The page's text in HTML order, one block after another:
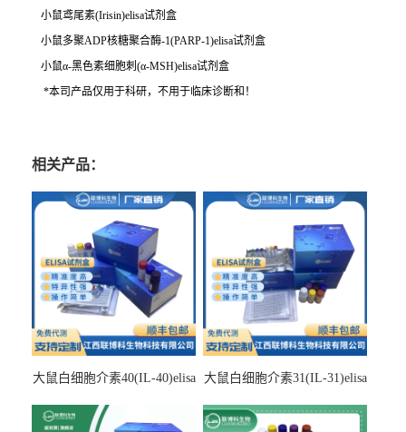
小鼠鸢尾素(Irisin)elisa试剂盒
小鼠多聚ADP核糖聚合酶-1(PARP-1)elisa试剂盒
小鼠α-黑色素细胞刺(α-MSH)elisa试剂盒
*本司产品仅用于科研，不用于临床诊断和！
相关产品：
大鼠白细胞介素40(IL-40)elisa
大鼠白细胞介素31(IL-31)elisa